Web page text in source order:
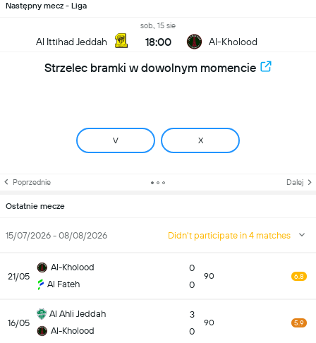
Następny mecz - Liga
Al Ittihad Jeddah
sob., 15 sie
18:00 Al-Kholood
Strzelec bramki w dowolnym momencie
V X
Poprzednie Dalej
Ostatnie mecze
15/07/2026 - 08/08/2026 Didn't participate in 4 matches
21/05
Al-Kholood
Al Fateh
0
0
90 6.8
16/05
Al Ahli Jeddah
Al-Kholood
3
0
90 5.9